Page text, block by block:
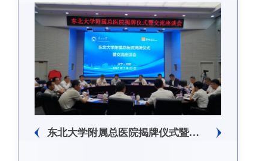
东北大学附属总医院揭牌仪式暨交流座谈会举行